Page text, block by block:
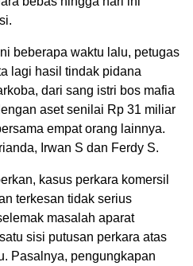
beberapa waktu lalu, petugas
lagi hasil tindak pidana
dari sang istri bos mafia
aset senilai Rp 31 miliar
empat orang lainnya.
Irwan S dan Ferdy S.
kasus perkara komersil
terkesan tidak serius
masalah aparat
sisi putusan perkara atas
Pasalnya, pengungkapan